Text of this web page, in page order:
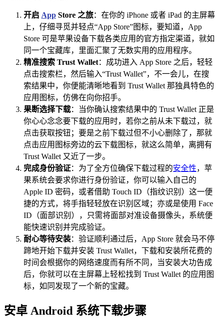
开启 App Store 之旅：在你的 iPhone 或者 iPad 的主屏幕
上，仔细寻觅并轻点“App Store”图标，要知道，App
Store 可是苹果设备下载各类应用的官方指定渠道，就如
同一个宝藏库，里面汇聚了无数实用的应用程序。
精准搜索 Trust Wallet：成功进入 App Store 之后，轻轻
点击搜索栏，然后输入“Trust Wallet”，不一会儿，在搜
索结果中，你便能清晰地看到 Trust Wallet 那独具特色的
应用图标，仿佛在向你招手。
果断选择下载：当你确认搜索结果中的 Trust Wallet 正是
你心心念念要下载的应用时，若你之前从未下载过，就
点击获取按钮；要是之前下载过但不小心删除了，那就
点击应用图标旁边的云下载图标，就这么简单，离拥有
Trust Wallet 又近了一步。
完成身份验证：为了全方位确保下载过程的安全性，苹
果系统会要求你进行身份验证，你可以输入自己的
Apple ID 密码，或者借助 Touch ID（指纹识别）这一便
捷的方式，将手指轻轻放在识别区域；亦或是使用 Face
ID（面部识别），只需将面部对准设备摄像头，系统便
能快速识别并完成验证。
耐心等待安装：验证顺利通过后，App Store 就会马不停
蹄地开始下载并安装 Trust Wallet，下载和安装所花费的
时间会根据你的网络速度而有所不同，当安装大功告成
后，你就可以在主屏幕上轻松找到 Trust Wallet 的应用图
标，如同发现了一个新的宝藏。
安卓 Android 系统下载步骤